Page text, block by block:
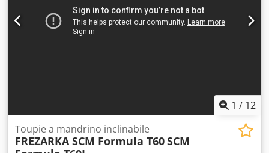
1 / 12
Toupie a mandrino inclinabile
FREZARKA SCM Formula T60SCM